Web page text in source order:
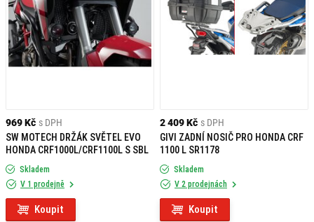
969 Kč s DPH
SW MOTECH DRŽÁK SVĚTEL EVO
HONDA CRF1000L/CRF1100L S SBL
Skladem
V 1 prodejně
Koupit
2 409 Kč s DPH
GIVI ZADNÍ NOSIČ PRO HONDA CRF
1100 L SR1178
Skladem
V 2 prodejnách
Koupit